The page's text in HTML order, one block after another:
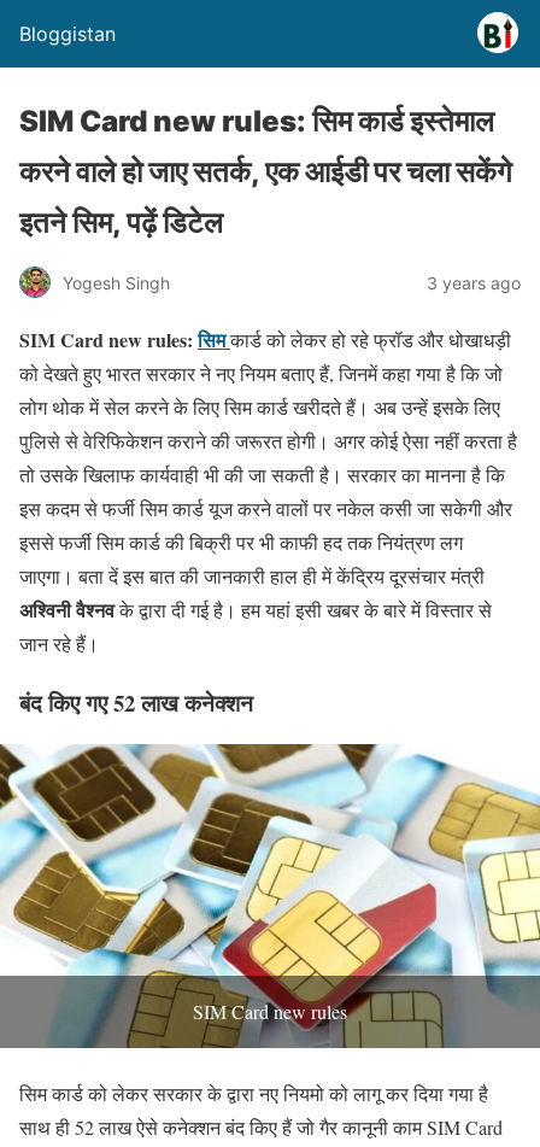
Bloggistan
SIM Card new rules: सिम कार्ड इस्तेमाल
करने वाले हो जाए सतर्क, एक आईडी पर चला सकेंगे
इतने सिम, पढ़ें डिटेल
Yogesh Singh 3 years ago
SIM Card new rules: सिमकार्ड को लेकर हो रहे फ्रॉड और धोखाधड़ी
को देखते हुए भारत सरकार ने नए नियम बताए हैं, जिनमें कहा गया है कि जो
लोग थोक में सेल करने के लिए सिम कार्ड खरीदते हैं। अब उन्हें इसके लिए
पुलिसे से वेरिफिकेशन कराने की जरूरत होगी। अगर कोई ऐसा नहीं करता है
तो उसके खिलाफ कार्यवाही भी की जा सकती है। सरकार का मानना है कि
इस कदम से फर्जी सिम कार्ड यूज करने वालों पर नकेल कसी जा सकेगी और
इससे फर्जी सिम कार्ड की बिक्री पर भी काफी हद तक नियंत्रण लग
जाएगा। बता दें इस बात की जानकारी हाल ही में केंद्रिय दूरसंचार मंत्री
अश्विनी वैश्नवके द्वारा दी गई है। हम यहां इसी खबर के बारे में विस्तार से
जान रहे हैं।
बंद किए गए 52 लाख कनेक्शन
SIM Card new rules
सिम कार्ड को लेकर सरकार के द्वारा नए नियमो को लागू कर दिया गया है
साथ ही 52 लाख ऐसे कनेक्शन बंद किए हैं जो गैर कानूनी काम SIM Card